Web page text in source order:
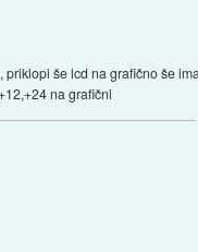
še lcd na grafično še
na grafični